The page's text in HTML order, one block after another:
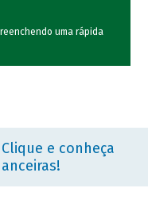
uma rápida
Clique e conheça